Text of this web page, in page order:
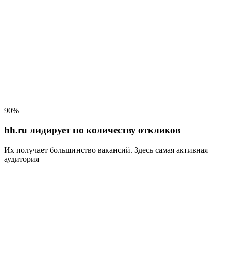
90%
hh.ru лидирует по количеству откликов
Их получает большинство вакансий. Здесь самая активная
аудитория